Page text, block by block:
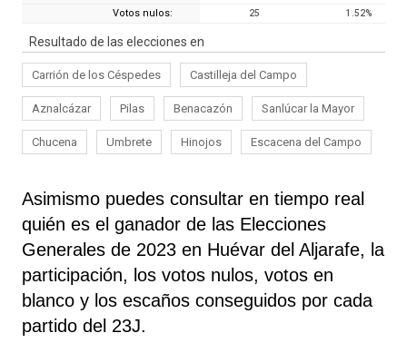
Votos nulos: 25 1.52%
Resultado de las elecciones en
Carrión de los Céspedes Castilleja del Campo
Aznalcázar Pilas Benacazón Sanlúcar la Mayor
Chucena Umbrete Hinojos Escacena del Campo
Asimismo puedes consultar en tiempo real
quién es el ganador de las Elecciones
Generales de 2023 en Huévar del Aljarafe, la
participación, los votos nulos, votos en
blanco y los escaños conseguidos por cada
partido del 23J.